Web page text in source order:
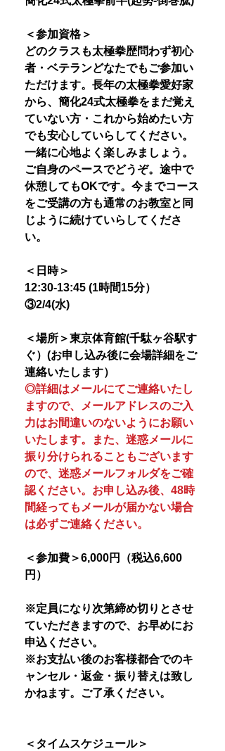
＜参加資格＞
どのクラスも太極拳歴問わず初心
者・ベテランどなたでもご参加い
ただけます。長年の太極拳愛好家
から、簡化24式太極拳をまだ覚え
ていない方・これから始めたい方
でも安心していらしてください。
一緒に心地よく楽しみましょう。
ご自身のペースでどうぞ。途中で
休憩してもOKです。今までコース
をご受講の方も通常のお教室と同
じように続けていらしてくださ
い。
＜日時＞
12:30-13:45 (1時間15分）
③2/4(水)
＜場所＞東京体育館(千駄ヶ谷駅す
ぐ）(お申し込み後に会場詳細をご
連絡いたします）
◎詳細はメールにてご連絡いたし
ますので、メールアドレスのご入
力はお間違いのないようにお願い
いたします。また、迷惑メールに
振り分けられることもございます
ので、迷惑メールフォルダをご確
認ください。お申し込み後、48時
間経ってもメールが届かない場合
は必ずご連絡ください。
＜参加費＞6,000円（税込6,600
円）
※定員になり次第締め切りとさせ
ていただきますので、お早めにお
申込ください。
※お支払い後のお客様都合でのキ
ャンセル・返金・振り替えは致し
かねます。ご了承ください。
＜タイムスケジュール＞